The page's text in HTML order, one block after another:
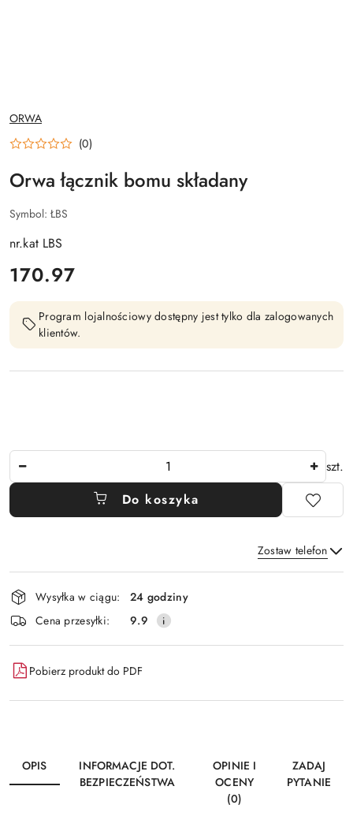
NAZWA
PRODUCENTA:
ORWA
(0)
Orwa łącznik bomu składany
Symbol: ŁBS
nr.kat LBS
cena:
170.97
Program lojalnościowy dostępny jest tylko dla zalogowanych
klientów.
szt.
Do koszyka
Zostaw telefon
Wyślij
Dostępność
i
dostawa
Wysyłka w ciągu:
24 godziny
Cena przesyłki:
9.9
Pobierz produkt do PDF
OPIS
INFORMACJE DOT.
BEZPIECZEŃSTWA
OPINIE I
OCENY
(0)
ZADAJ
PYTANIE